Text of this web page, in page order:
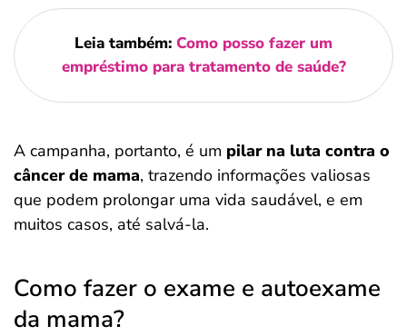
Leia também: Como posso fazer um
empréstimo para tratamento de saúde?
A campanha, portanto, é um pilar na luta contra o
câncer de mama, trazendo informações valiosas
que podem prolongar uma vida saudável, e em
muitos casos, até salvá-la.
Como fazer o exame e autoexame
da mama?